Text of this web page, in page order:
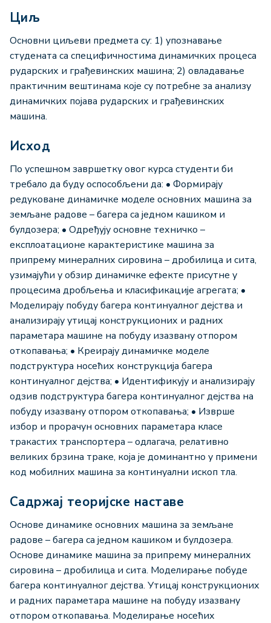
Циљ
Основни циљеви предмета су: 1) упознавање
студената са специфичностима динамичких процеса
рударских и грађевинских машина; 2) овладавање
практичним вештинама које су потребне за анализу
динамичких појава рударских и грађевинских
машина.
Исход
По успешном завршетку овог курса студенти би
требало да буду оспособљени да: • Формирају
редуковане динамичке моделе основних машина за
земљане радове – багера са једном кашиком и
булдозера; • Одређују основне техничко –
експлоатационе карактеристике машина за
припрему минералних сировина – дробилица и сита,
узимајући у обзир динамичке ефекте присутне у
процесима дробљења и класификације агрегата; •
Моделирају побуду багера континуалног дејства и
анализирају утицај конструкционих и радних
параметара машине на побуду изазвану отпором
откопавања; • Креирају динамичке моделе
подструктура носећих конструкција багера
континуалног дејства; • Идентификују и анализирају
одзив подструктура багера континуалног дејства на
побуду изазвану отпором откопавања; • Изврше
избор и прорачун основних параметара класе
тракастих транспортера – одлагача, релативно
великих брзина траке, која је доминантно у примени
код мобилних машина за континуални ископ тла.
Садржај теоријске наставе
Основе динамике основних машина за земљане
радове – багера са једном кашиком и булдозера.
Основе динамике машина за припрему минералних
сировина – дробилица и сита. Моделирање побуде
багера континуалног дејства. Утицај конструкционих
и радних параметара машине на побуду изазвану
отпором откопавања. Моделирање носећих